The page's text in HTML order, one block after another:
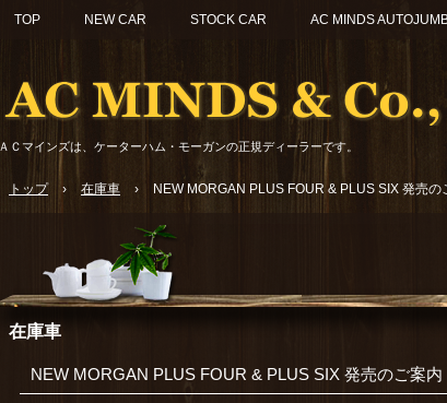
ＡＣマインズは、ケーターハム・モーガンの正規ディーラーです。
TOP NEW CAR STOCK CAR AC MINDS
トップ › 在庫車 › NEW MORGAN PLUS FOUR & PLUS SIX 発売の
在庫車
NEW MORGAN PLUS FOUR & PLUS SIX 発売のご案内